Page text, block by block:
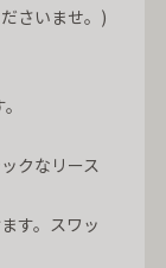
さいませ。)
クなリース
す。スワッ